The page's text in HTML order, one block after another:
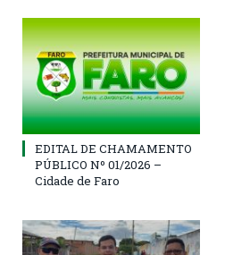
EDITAL DE CHAMAMENTO
PÚBLICO Nº 01/2026 –
Cidade de Faro